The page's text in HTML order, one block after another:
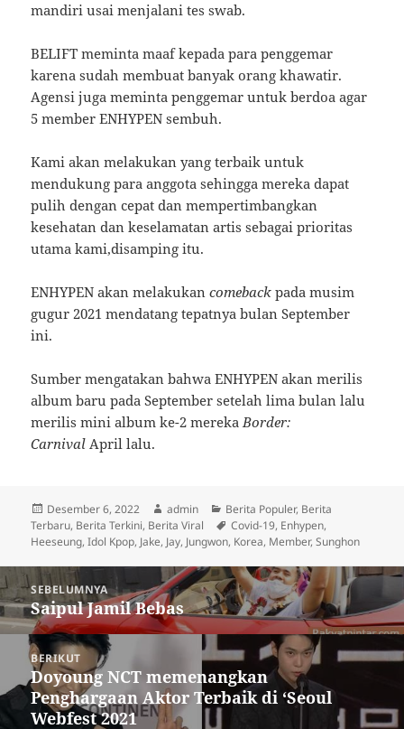
mandiri usai menjalani tes swab.
BELIFT meminta maaf kepada para penggemar
karena sudah membuat banyak orang khawatir.
Agensi juga meminta penggemar untuk berdoa agar
5 member ENHYPEN sembuh.
Kami akan melakukan yang terbaik untuk
mendukung para anggota sehingga mereka dapat
pulih dengan cepat dan mempertimbangkan
kesehatan dan keselamatan artis sebagai prioritas
utama kami,disamping itu.
ENHYPEN akan melakukancomeback pada musim
gugur 2021 mendatang tepatnya bulan September
ini.
Sumber mengatakan bahwa ENHYPEN akan merilis
album baru pada September setelah lima bulan lalu
merilis mini album ke-2 merekaBorder:
Carnival April lalu.
Diposkan
pada
Desember 6, 2022 Penulis
admin Kategori
Berita Populer, Berita
Terbaru, Berita Terkini, Berita Viral Tag
Covid-19, Enhypen,
Heeseung,Idol Kpop, Jake, Jay, Jungwon, Korea, Member,Sunghon
Navigasi
pos SEBELUMNYA
Pos
sebelumnya:
Saipul Jamil Bebas
BERIKUT
Pos
berikutnya:
Doyoung NCT memenangkan
Penghargaan Aktor Terbaik di ‘Seoul
Webfest 2021